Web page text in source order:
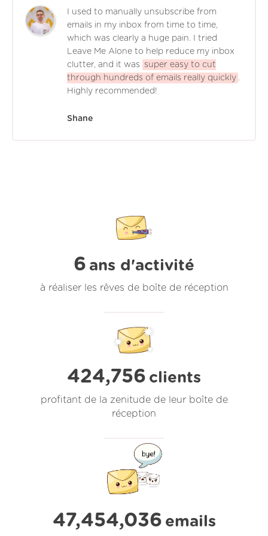
I used to manually unsubscribe from
emails in my inbox from time to time,
which was clearly a huge pain. I tried
Leave Me Alone to help reduce my inbox
clutter, and it was
super easy to cut
through hundreds of emails really quickly .
Highly recommended!
Shane
6 ans d'activité
à réaliser les rêves de boîte de réception
424,756 clients
profitant de la zenitude de leur boîte de
réception
47,454,039 emails